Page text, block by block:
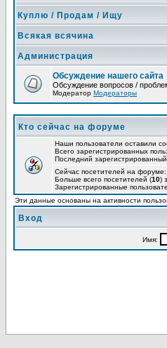
Куплю / Продам / Ищу
Всякая всячина
Администрация
Обсуждение нашего сайта
Обсуждение вопросов /
Модератор Модераторы
Кто сейчас на форуме
Наши пользователи оставили
Всего зарегистрированных
Последний зарегистрированный
Сейчас посетителей на форуме:
Больше всего посетителей (10)
Зарегистрированные
Эти данные основаны на активности
Вход
Имя: